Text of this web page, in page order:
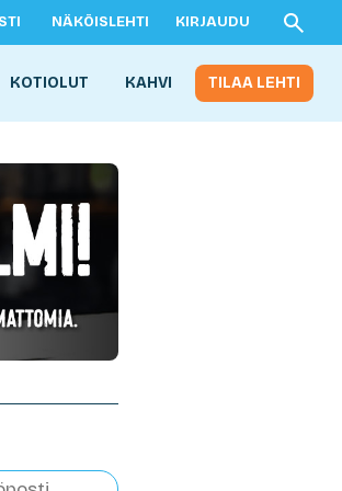
NÄKÖISLEHTI KIRJAUDU
KOTIOLUT KAHVI TILAA LEHTI